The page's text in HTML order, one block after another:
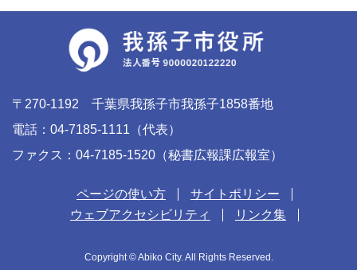
〒270-1192 千葉県我孫子市我孫子1858番地
電話：04-7185-1111（代表）
ファクス：04-7185-1520（秘書広報課広報室）
ページの使い方
サイトポリシー
ウェブアクセシビリティ
リンク集
Copyright © Abiko City. All Rights Reserved.